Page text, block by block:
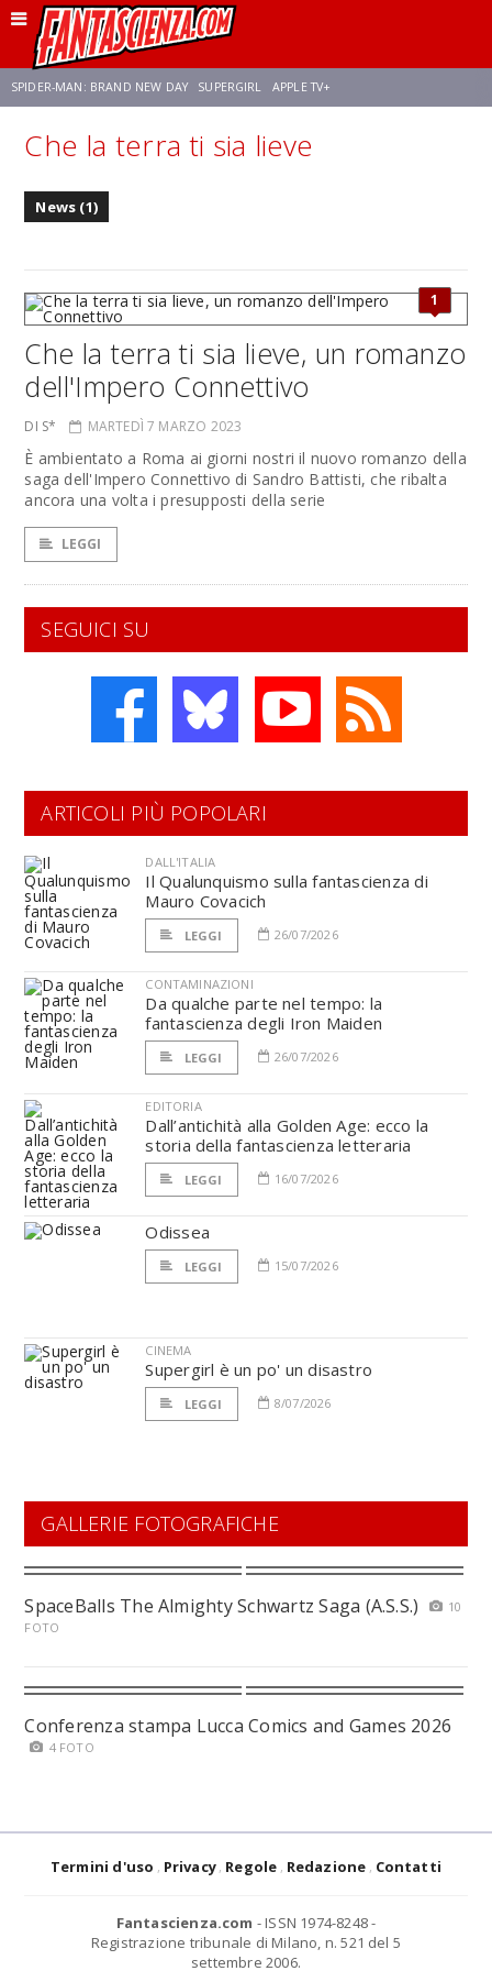
SPIDER-MAN: BRAND NEW DAY SUPERGIRL APPLE TV+
FRANCO RICCIARDIELLO ZENDAYA STAR TREK AVENGERS: DOOMSDAY
Che la terra ti sia lieve
News (1)
1
Che la terra ti sia lieve, un romanzo
dell'Impero Connettivo
DI S* MARTEDÌ 7 MARZO 2023
È ambientato a Roma ai giorni nostri il nuovo romanzo della
saga dell'Impero Connettivo di Sandro Battisti, che ribalta
ancora una volta i presupposti della serie
LEGGI
SEGUICI SU
ARTICOLI PIÙ POPOLARI
DALL'ITALIA
Il Qualunquismo sulla fantascienza di
Mauro Covacich
LEGGI 26/07/2026
CONTAMINAZIONI
Da qualche parte nel tempo: la
fantascienza degli Iron Maiden
LEGGI 26/07/2026
EDITORIA
Dall’antichità alla Golden Age: ecco la
storia della fantascienza letteraria
LEGGI 16/07/2026
Odissea
LEGGI 15/07/2026
CINEMA
Supergirl è un po' un disastro
LEGGI 8/07/2026
GALLERIE FOTOGRAFICHE
SpaceBalls The Almighty Schwartz Saga (A.S.S.)
10
FOTO
Conferenza stampa Lucca Comics and Games 2026
4 FOTO
Termini d'uso Privacy Regole Redazione Contatti
Fantascienza.com - ISSN 1974-8248 -
Registrazione tribunale di Milano, n. 521 del 5
settembre 2006.